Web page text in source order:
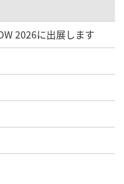
2026に出展します